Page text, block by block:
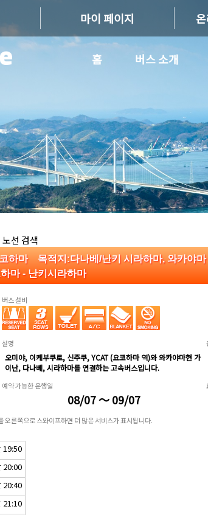
마이 페이지
홈 버스 소개
선 검색
하마 목적지:다나베/난키 시라하마, 와카야
마 - 난키시라하마
버스 설비
설명
오미야, 이케부쿠로, 신주쿠, YCAT (요코하마 역)와 와카야마현 가
이난, 다나베, 시라하마를 연결하는 고속버스입니다.
예약 가능한 운행일
08/07 ～ 09/07
오른쪽으로 스와이프하면 더 많은 서비스가 표시됩니다.
19:50
20:00
20:40
21:10